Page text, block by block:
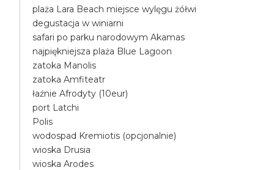
plaża Lara Beach miejsce wylęgu żółwi
degustacja w winiarni
safari po parku narodowym Akamas
najpiękniejsza plaża Blue Lagoon
zatoka Manolis
zatoka Amfiteatr
łaźnie Afrodyty (10eur)
port Latchi
Polis
wodospad Kremiotis (opcjonalnie)
wioska Drusia
wioska Arodes